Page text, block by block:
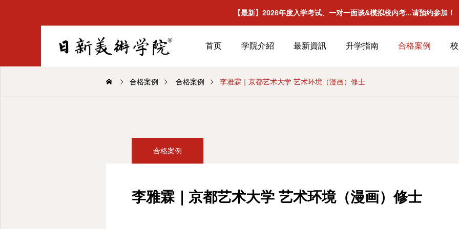
【最新】2026年度入学考试、一对一面谈&模拟校内考...请预约参加！
首页 学院介紹 最新資訊 升学指南 合格案例
合格案例 合格案例 李雅霖｜京都艺术大学 艺术环境（漫画）修士
合格案例
李雅霖｜京都艺术大学 艺术环境（漫画）修士